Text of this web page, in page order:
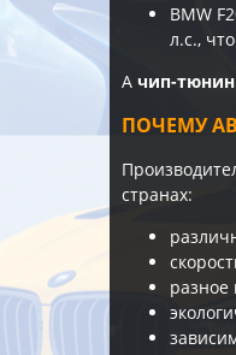
BMW
л.с.,
А чип-
ПОЧЕМУ
странах:
разное